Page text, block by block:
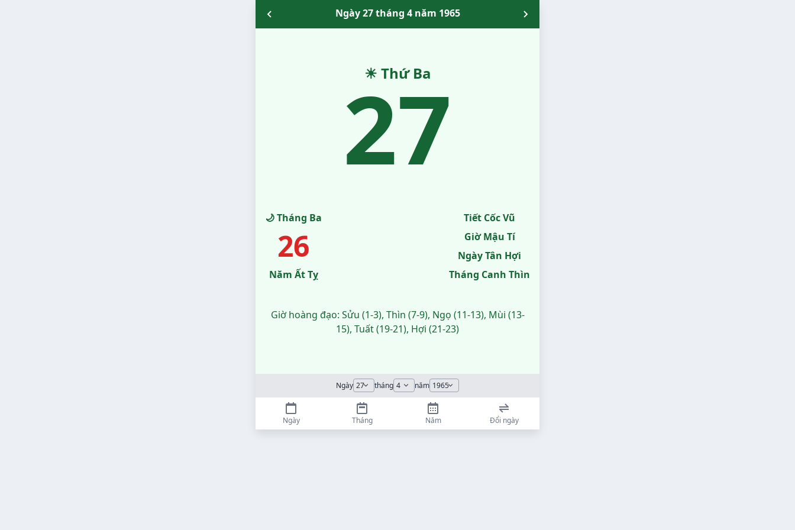
Ngày 27 tháng 4 năm 1965
☀ Thứ Ba
27
🌙 Tháng Ba
26
Năm Ất Tỵ
Tiết Cốc Vũ
Giờ Mậu Tí
Ngày Tân Hợi
Tháng Canh Thìn
Giờ hoàng đạo: Sửu (1-3), Thìn (7-9), Ngọ (11-13), Mùi (13-
15), Tuất (19-21), Hợi (21-23)
Ngày tháng năm
Ngày Tháng Năm Đổi ngày